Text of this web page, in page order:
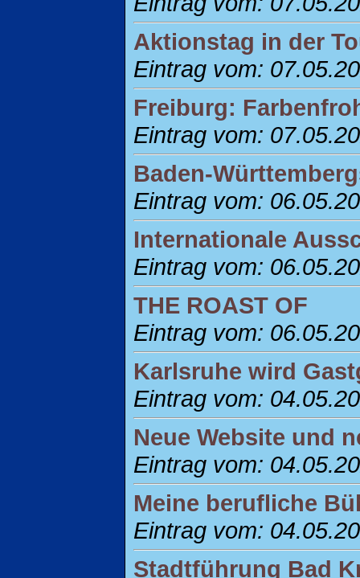
Aktionstag in der
Eintrag vom:
Freiburg:
Eintrag vom:
Baden-
Eintrag vom:
Internationale
Eintrag vom:
THE ROAST OF
Eintrag vom:
Karlsruhe wird
Eintrag vom:
Neue Website und
Eintrag vom:
Meine berufliche
Eintrag vom:
Stadtführung Bad